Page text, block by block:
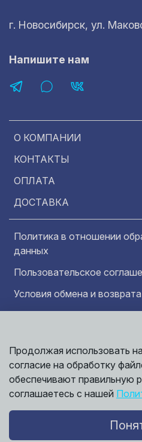
О КОМПАНИИ
КОНТАКТЫ
ОПЛАТА
ДОСТАВКА
Политика в отношении
данных
Пользовательское
Условия обмена и возврата
г. Новосибирск, ул.
Напишите нам
©
Информация
носит
характер
считаться
сведения о
Политика
Продолжая использовать
согласие на обработку
обеспечивают правильную
соглашаетесь с нашей